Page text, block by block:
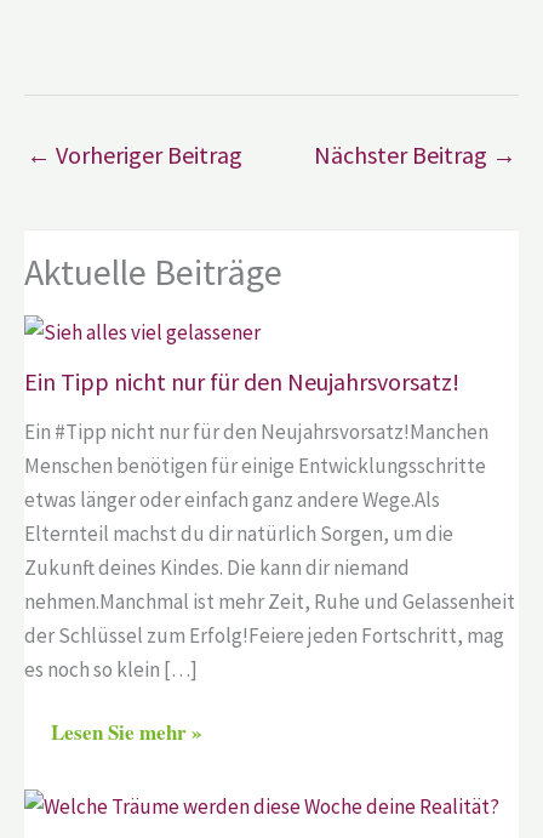
← Vorheriger Beitrag Nächster Beitrag →
Aktuelle Beiträge
Ein Tipp nicht nur für den Neujahrsvorsatz!
Ein #Tipp nicht nur für den Neujahrsvorsatz!Manchen
Menschen benötigen für einige Entwicklungsschritte
etwas länger oder einfach ganz andere Wege.Als
Elternteil machst du dir natürlich Sorgen, um die
Zukunft deines Kindes. Die kann dir niemand
nehmen.Manchmal ist mehr Zeit, Ruhe und Gelassenheit
der Schlüssel zum Erfolg!Feiere jeden Fortschritt, mag
es noch so klein […]
Lesen Sie mehr »